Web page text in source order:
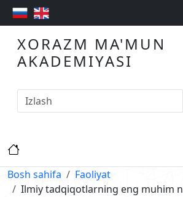
XORAZM MA'MUN
AKADEMIYASI
Bosh sahifa
Faoliyat
Ilmiy tadqiqotlarning eng muhim